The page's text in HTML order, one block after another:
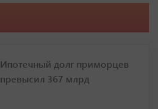
Ипотечный долг приморцев
превысил 367 млрд